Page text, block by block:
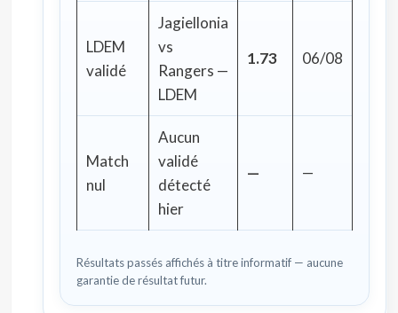
LDEM
validé
Jagiellonia
vs
Rangers —
LDEM
1.73 06/08
Match
nul
Aucun
validé
détecté
hier
— —
Résultats passés affichés à titre informatif — aucune
garantie de résultat futur.